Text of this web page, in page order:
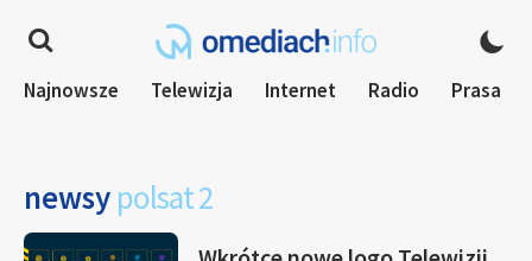
Najnowsze Telewizja Internet Radio Prasa
newsy polsat 2